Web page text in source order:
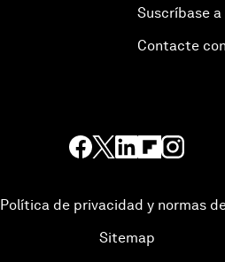
Suscríbase
Contacte
Política de privacidad y normas
Sitemap